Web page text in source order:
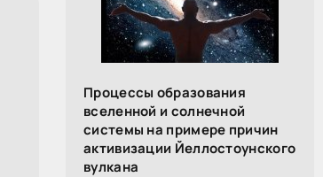
Процессы образования
вселенной и солнечной
системы на примере причин
активизации Йеллостоунского
вулкана